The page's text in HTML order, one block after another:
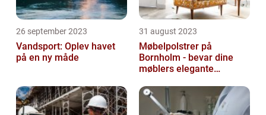
26 september 2023
Vandsport: Oplev havet
på en ny måde
31 august 2023
Møbelpolstrer på
Bornholm - bevar dine
møblers elegante